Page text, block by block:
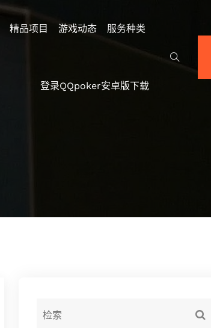
精品项目 游戏动态 服务种类
登录QQpoker安卓版下载